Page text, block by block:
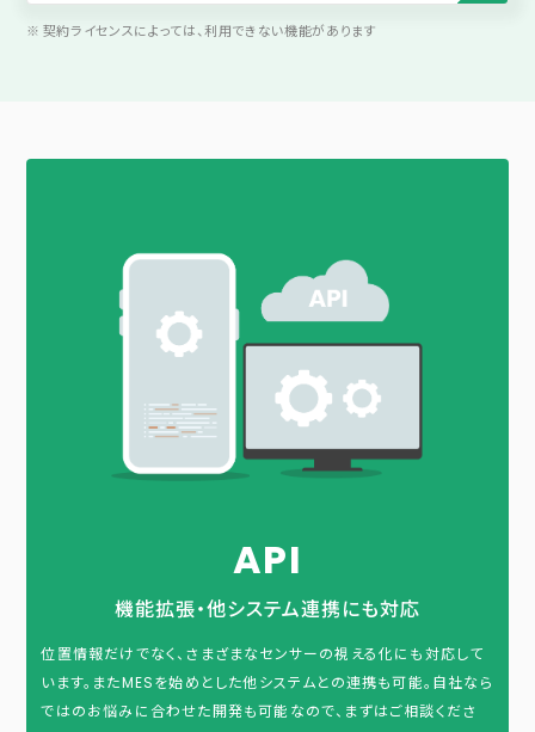
契約ライセンスによっては、利用できない機能があります
機能拡張・他システム連携にも対応
API
位置情報だけでなく、さまざまなセンサーの視える化にも対応して
います。またMESを始めとした他システムとの連携も可能。自社なら
ではのお悩みに合わせた開発も可能なので、まずはご相談くださ